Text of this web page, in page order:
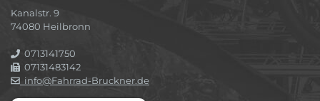
Kanalstr. 9
74080 Heilbronn
0713141750
07131483142
info@Fahrrad-Bruckner.de